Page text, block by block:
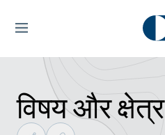
विषय और क्षेत्र